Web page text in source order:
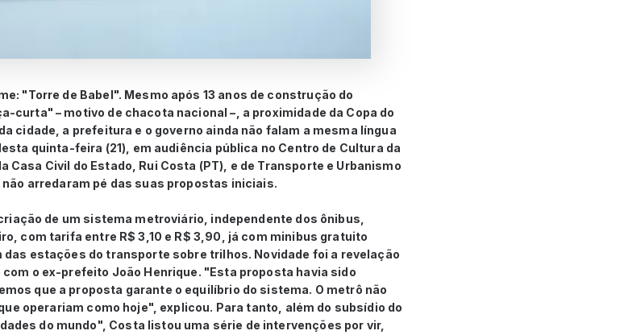
"Torre de Babel". Mesmo após 13 anos de construção do
curta" – motivo de chacota nacional –, a proximidade da Copa do
cidade, a prefeitura e o governo ainda não falam a mesma língua
quinta-feira (21), em audiência pública no Centro de Cultura da
Casa Civil do Estado, Rui Costa (PT), e de Transporte e Urbanismo
arredaram pé das suas propostas iniciais.
de um sistema metroviário, independente dos ônibus,
com tarifa entre R$ 3,10 e R$ 3,90, já com minibus gratuito
das estações do transporte sobre trilhos. Novidade foi a revelação
o ex-prefeito João Henrique. "Esta proposta havia sido
que a proposta garante o equilíbrio do sistema. O metrô não
operariam como hoje", explicou. Para tanto, além do subsídio do
do mundo", Costa listou uma série de intervenções por vir,